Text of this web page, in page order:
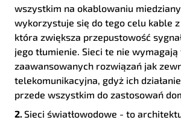
wszystkim na okablowaniu
wykorzystuje się do tego celu kable
która zwiększa przepustowość
jego tłumienie. Sieci te nie wymagają
zaawansowanych rozwiązań jak
telekomunikacyjna, gdyż ich
przede wszystkim do zastosowań
2. Sieci światłowodowe - to